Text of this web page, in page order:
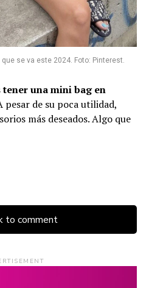
se va este 2024. Foto: Pinterest.
tener una mini bag en
pesar de su poca utilidad,
más deseados. Algo que
to comment